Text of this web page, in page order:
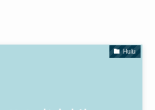
Hulu